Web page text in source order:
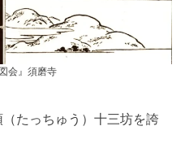
会』須磨寺
たっちゅう）十三坊を誇